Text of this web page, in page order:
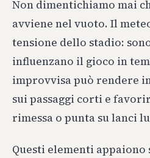
Non dimentichiamo mai
avviene nel vuoto. Il
tensione dello stadio:
influenzano il gioco in
improvvisa può rendere
sui passaggi corti e
rimessa o punta su lanci
Questi elementi appaiono